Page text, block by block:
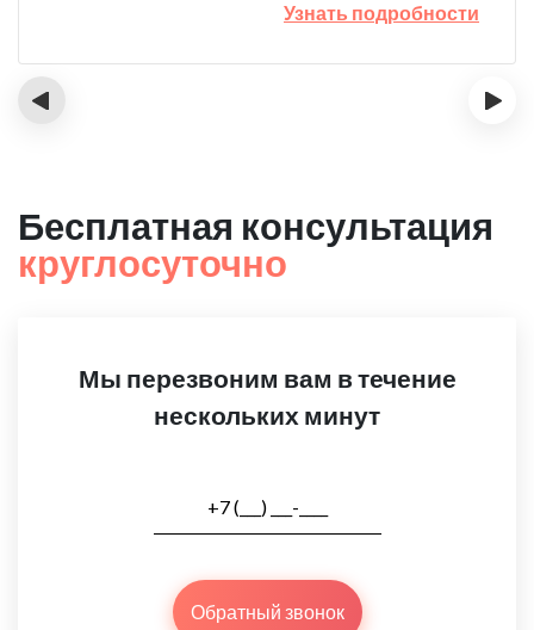
Узнать подробности
‹ ›
Бесплатная консультация
круглосуточно
Мы перезвоним вам в течение
нескольких минут
Обратный звонок